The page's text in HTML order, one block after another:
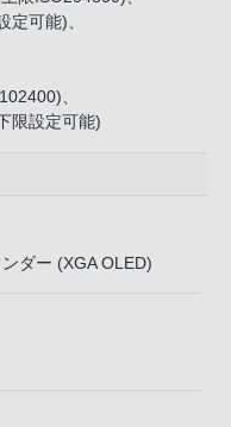
定可能)、
、
限設定可能)
ダー (XGA OLED)